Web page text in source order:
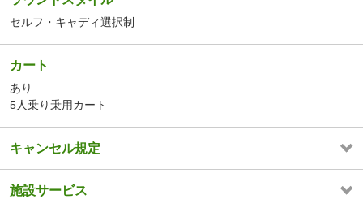
セルフ・キャディ選択制
カート
あり
5人乗り乗用カート
キャンセル規定
施設サービス